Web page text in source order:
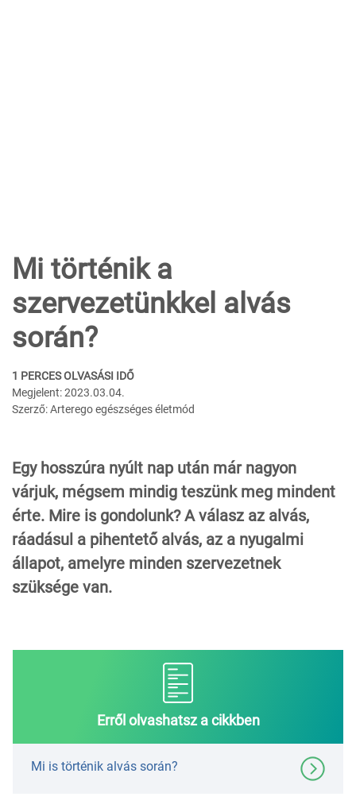
Mi történik a
szervezetünkkel alvás
során?
1 PERCES OLVASÁSI IDŐ
Megjelent: 2023.03.04.
Szerző: Arterego egészséges életmód
Egy hosszúra nyúlt nap után már nagyon
várjuk, mégsem mindig teszünk meg mindent
érte. Mire is gondolunk? A válasz az alvás,
ráadásul a pihentető alvás, az a nyugalmi
állapot, amelyre minden szervezetnek
szüksége van.
Erről olvashatsz a cikkben
Mi is történik alvás során?